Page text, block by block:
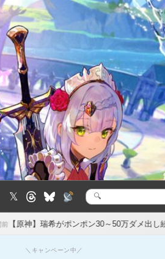
𝕏
検
ポン30～50万ダメ出し続けてるの頭おかし
＼キャンペーン中／